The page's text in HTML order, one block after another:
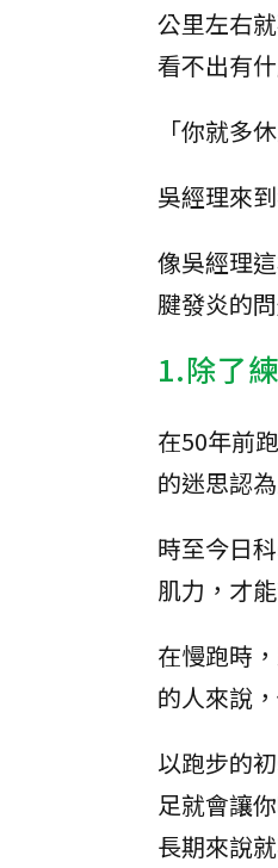
公里左右
看不出有
「你就多
吳經理來
像吳經理
腱發炎的
1.除了
在50年前
的迷思認
時至今日
肌力，才
在慢跑時
的人來說
以跑步的
足就會讓
長期來說